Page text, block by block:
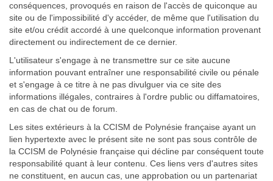
conséquences, provoqués en raison de l'accès de quiconque au
site ou de l'impossibilité d'y accéder, de même que l'utilisation du
site et/ou crédit accordé à une quelconque information provenant
directement ou indirectement de ce dernier.
L'utilisateur s'engage à ne transmettre sur ce site aucune
information pouvant entraîner une responsabilité civile ou pénale
et s'engage à ce titre à ne pas divulguer via ce site des
informations illégales, contraires à l'ordre public ou diffamatoires,
en cas de chat ou de forum.
Les sites extérieurs à la CCISM de Polynésie française ayant un
lien hypertexte avec le présent site ne sont pas sous contrôle de
la CCISM de Polynésie française qui décline par conséquent toute
responsabilité quant à leur contenu. Ces liens vers d'autres sites
ne constituent, en aucun cas, une approbation ou un partenariat